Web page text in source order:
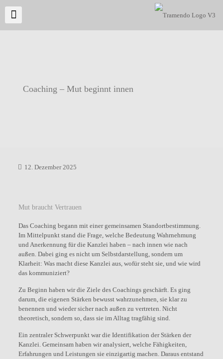
Coaching – Mut beginnt innen
12. Dezember 2025
Mut braucht Vertrauen
Das Coaching begann mit einer gemeinsamen Standortbestimmung.
Im Mittelpunkt stand die Frage, welche Bedeutung Wahrnehmung
und Anerkennung für die Kanzlei haben – nach innen wie nach
außen. Dabei ging es nicht um Selbstdarstellung, sondern um
Klarheit: Was macht diese Kanzlei aus, wofür steht sie, und wie wird
das kommuniziert?
Zu Beginn haben wir die Ziele des Coachings geschärft. Es ging
darum, die eigenen Stärken bewusst wahrzunehmen, sie klar zu
benennen und wieder sicher nach außen zu vertreten. Nicht
theoretisch, sondern so, dass sie im Alltag tragfähig sind.
Ein zentraler Schwerpunkt war die Identifikation der Stärken der
Kanzlei. Gemeinsam haben wir analysiert, welche Fähigkeiten,
Erfahrungen und Leistungen sie einzigartig machen. Daraus entstand